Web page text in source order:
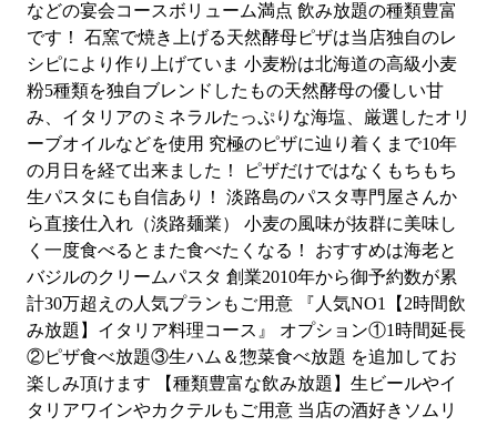
などの宴会コースボリューム満点 飲み放題の種類豊富
です！ 石窯で焼き上げる天然酵母ピザは当店独自のレ
シピにより作り上げていま 小麦粉は北海道の高級小麦
粉5種類を独自ブレンドしたもの天然酵母の優しい甘
み、イタリアのミネラルたっぷりな海塩、厳選したオリ
ーブオイルなどを使用 究極のピザに辿り着くまで10年
の月日を経て出来ました！ ピザだけではなくもちもち
生パスタにも自信あり！ 淡路島のパスタ専門屋さんか
ら直接仕入れ（淡路麺業） 小麦の風味が抜群に美味し
く一度食べるとまた食べたくなる！ おすすめは海老と
バジルのクリームパスタ 創業2010年から御予約数が累
計30万超えの人気プランもご用意 『人気NO1【2時間飲
み放題】イタリア料理コース』 オプション①1時間延長
②ピザ食べ放題③生ハム＆惣菜食べ放題 を追加してお
楽しみ頂けます 【種類豊富な飲み放題】生ビールやイ
タリアワインやカクテルもご用意 当店の酒好きソムリ